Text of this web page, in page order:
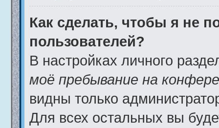
Как сделать, чтобы я не
пользователей?
В настройках личного
моё пребывание на
видны только
Для всех остальных вы